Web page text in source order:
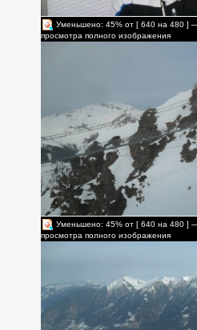
Уменьшено: 45% от [ 640 на 480 ]
просмотра полного изображения
Уменьшено: 45% от [ 640 на 480 ]
просмотра полного изображения